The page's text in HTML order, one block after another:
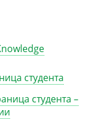
студента
студента –